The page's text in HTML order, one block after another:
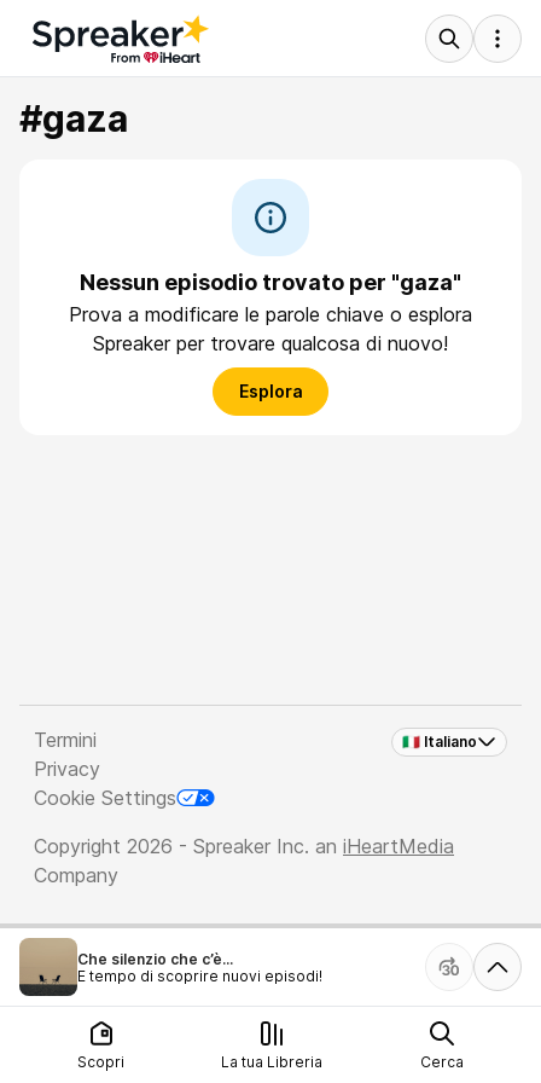
#gaza
Nessun episodio trovato per "gaza"
Prova a modificare le parole chiave o esplora
Spreaker per trovare qualcosa di nuovo!
Esplora
🇮🇹 Italiano
Termini
Privacy
Cookie Settings
Copyright 2026 - Spreaker Inc. an iHeartMedia
Company
Che silenzio che c’è...
È tempo di scoprire nuovi episodi!
Scopri La tua Libreria Cerca